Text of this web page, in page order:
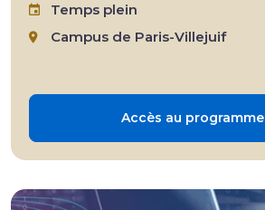
Temps plein
Campus de Paris-Villejuif
Accès au programme